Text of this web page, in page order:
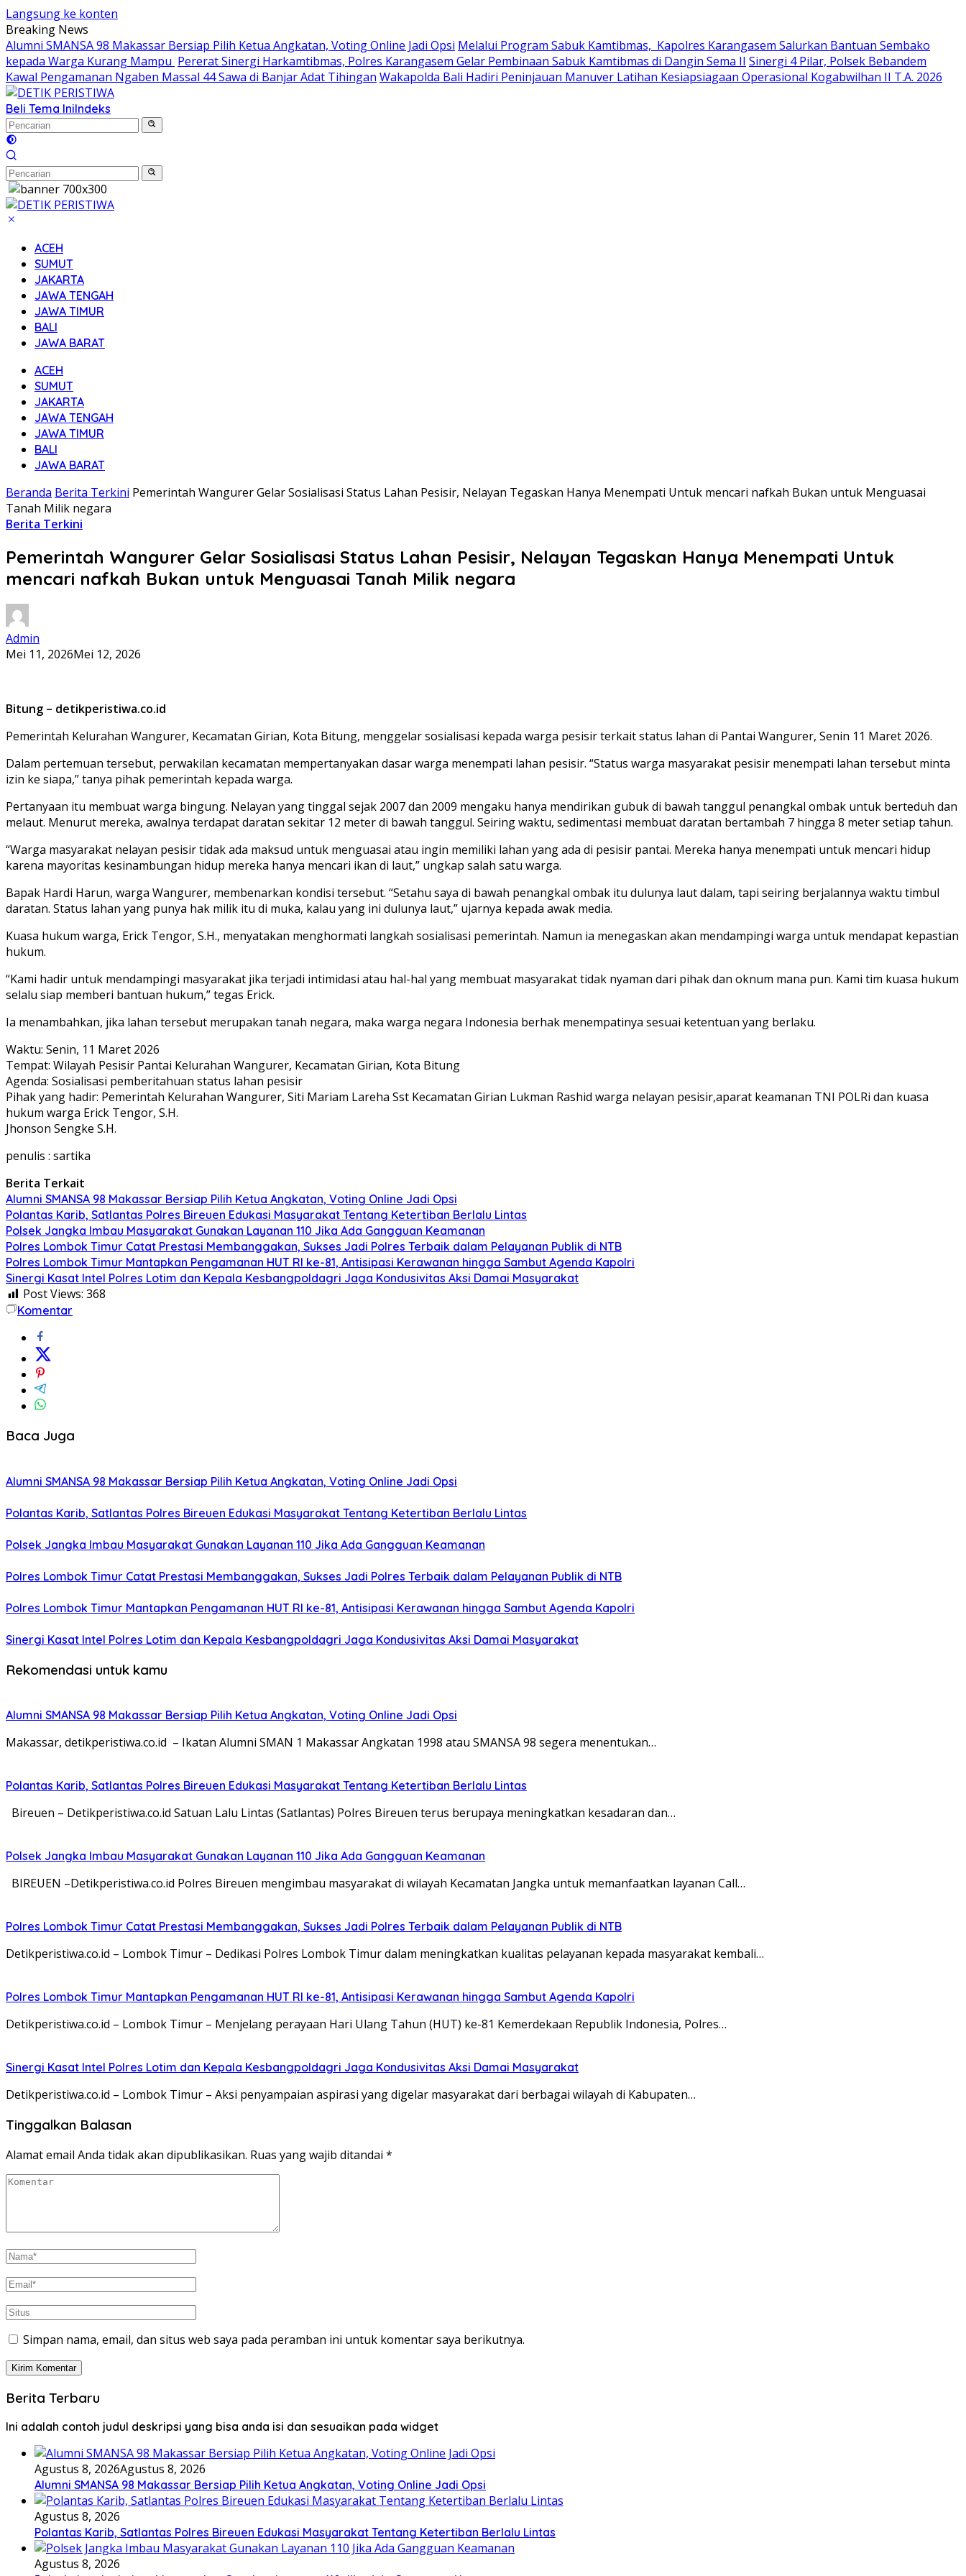
Langsung ke konten
Breaking News
Alumni SMANSA 98 Makassar Bersiap Pilih Ketua Angkatan, Voting Online Jadi Opsi Melalui Program Sabuk Kamtibmas, Kapolres Karangasem Salurkan Bantuan Sembako
kepada Warga Kurang Mampu Pererat Sinergi Harkamtibmas, Polres Karangasem Gelar Pembinaan Sabuk Kamtibmas di Dangin Sema II Sinergi 4 Pilar, Polsek Bebandem
Kawal Pengamanan Ngaben Massal 44 Sawa di Banjar Adat Tihingan Wakapolda Bali Hadiri Peninjauan Manuver Latihan Kesiapsiagaan Operasional Kogabwilhan II T.A. 2026
Beli Tema IniIndeks
ACEH
SUMUT
JAKARTA
JAWA TENGAH
JAWA TIMUR
BALI
JAWA BARAT
ACEH
SUMUT
JAKARTA
JAWA TENGAH
JAWA TIMUR
BALI
JAWA BARAT
Beranda Berita Terkini Pemerintah Wangurer Gelar Sosialisasi Status Lahan Pesisir, Nelayan Tegaskan Hanya Menempati Untuk mencari nafkah Bukan untuk Menguasai
Tanah Milik negara
Berita Terkini
Pemerintah Wangurer Gelar Sosialisasi Status Lahan Pesisir, Nelayan Tegaskan Hanya Menempati Untuk
mencari nafkah Bukan untuk Menguasai Tanah Milik negara
Admin
Mei 11, 2026Mei 12, 2026
Bitung – detikperistiwa.co.id
Pemerintah Kelurahan Wangurer, Kecamatan Girian, Kota Bitung, menggelar sosialisasi kepada warga pesisir terkait status lahan di Pantai Wangurer, Senin 11 Maret 2026.
Dalam pertemuan tersebut, perwakilan kecamatan mempertanyakan dasar warga menempati lahan pesisir. “Status warga masyarakat pesisir menempati lahan tersebut minta
izin ke siapa,” tanya pihak pemerintah kepada warga.
Pertanyaan itu membuat warga bingung. Nelayan yang tinggal sejak 2007 dan 2009 mengaku hanya mendirikan gubuk di bawah tanggul penangkal ombak untuk berteduh dan
melaut. Menurut mereka, awalnya terdapat daratan sekitar 12 meter di bawah tanggul. Seiring waktu, sedimentasi membuat daratan bertambah 7 hingga 8 meter setiap tahun.
“Warga masyarakat nelayan pesisir tidak ada maksud untuk menguasai atau ingin memiliki lahan yang ada di pesisir pantai. Mereka hanya menempati untuk mencari hidup
karena mayoritas kesinambungan hidup mereka hanya mencari ikan di laut,” ungkap salah satu warga.
Bapak Hardi Harun, warga Wangurer, membenarkan kondisi tersebut. “Setahu saya di bawah penangkal ombak itu dulunya laut dalam, tapi seiring berjalannya waktu timbul
daratan. Status lahan yang punya hak milik itu di muka, kalau yang ini dulunya laut,” ujarnya kepada awak media.
Kuasa hukum warga, Erick Tengor, S.H., menyatakan menghormati langkah sosialisasi pemerintah. Namun ia menegaskan akan mendampingi warga untuk mendapat kepastian
hukum.
“Kami hadir untuk mendampingi masyarakat jika terjadi intimidasi atau hal-hal yang membuat masyarakat tidak nyaman dari pihak dan oknum mana pun. Kami tim kuasa hukum
selalu siap memberi bantuan hukum,” tegas Erick.
Ia menambahkan, jika lahan tersebut merupakan tanah negara, maka warga negara Indonesia berhak menempatinya sesuai ketentuan yang berlaku.
Waktu: Senin, 11 Maret 2026
Tempat: Wilayah Pesisir Pantai Kelurahan Wangurer, Kecamatan Girian, Kota Bitung
Agenda: Sosialisasi pemberitahuan status lahan pesisir
Pihak yang hadir: Pemerintah Kelurahan Wangurer, Siti Mariam Lareha Sst Kecamatan Girian Lukman Rashid warga nelayan pesisir,aparat keamanan TNI POLRi dan kuasa
hukum warga Erick Tengor, S.H.
Jhonson Sengke S.H.
penulis : sartika
Berita Terkait
Alumni SMANSA 98 Makassar Bersiap Pilih Ketua Angkatan, Voting Online Jadi Opsi
Polantas Karib, Satlantas Polres Bireuen Edukasi Masyarakat Tentang Ketertiban Berlalu Lintas
Polsek Jangka Imbau Masyarakat Gunakan Layanan 110 Jika Ada Gangguan Keamanan
Polres Lombok Timur Catat Prestasi Membanggakan, Sukses Jadi Polres Terbaik dalam Pelayanan Publik di NTB
Polres Lombok Timur Mantapkan Pengamanan HUT RI ke-81, Antisipasi Kerawanan hingga Sambut Agenda Kapolri
Sinergi Kasat Intel Polres Lotim dan Kepala Kesbangpoldagri Jaga Kondusivitas Aksi Damai Masyarakat
Post Views: 368
Komentar
Baca Juga
Alumni SMANSA 98 Makassar Bersiap Pilih Ketua Angkatan, Voting Online Jadi Opsi
Polantas Karib, Satlantas Polres Bireuen Edukasi Masyarakat Tentang Ketertiban Berlalu Lintas
Polsek Jangka Imbau Masyarakat Gunakan Layanan 110 Jika Ada Gangguan Keamanan
Polres Lombok Timur Catat Prestasi Membanggakan, Sukses Jadi Polres Terbaik dalam Pelayanan Publik di NTB
Polres Lombok Timur Mantapkan Pengamanan HUT RI ke-81, Antisipasi Kerawanan hingga Sambut Agenda Kapolri
Sinergi Kasat Intel Polres Lotim dan Kepala Kesbangpoldagri Jaga Kondusivitas Aksi Damai Masyarakat
Rekomendasi untuk kamu
Alumni SMANSA 98 Makassar Bersiap Pilih Ketua Angkatan, Voting Online Jadi Opsi
Makassar, detikperistiwa.co.id – Ikatan Alumni SMAN 1 Makassar Angkatan 1998 atau SMANSA 98 segera menentukan…
Polantas Karib, Satlantas Polres Bireuen Edukasi Masyarakat Tentang Ketertiban Berlalu Lintas
Bireuen – Detikperistiwa.co.id Satuan Lalu Lintas (Satlantas) Polres Bireuen terus berupaya meningkatkan kesadaran dan…
Polsek Jangka Imbau Masyarakat Gunakan Layanan 110 Jika Ada Gangguan Keamanan
BIREUEN –Detikperistiwa.co.id Polres Bireuen mengimbau masyarakat di wilayah Kecamatan Jangka untuk memanfaatkan layanan Call…
Polres Lombok Timur Catat Prestasi Membanggakan, Sukses Jadi Polres Terbaik dalam Pelayanan Publik di NTB
Detikperistiwa.co.id – Lombok Timur – Dedikasi Polres Lombok Timur dalam meningkatkan kualitas pelayanan kepada masyarakat kembali…
Polres Lombok Timur Mantapkan Pengamanan HUT RI ke-81, Antisipasi Kerawanan hingga Sambut Agenda Kapolri
Detikperistiwa.co.id – Lombok Timur – Menjelang perayaan Hari Ulang Tahun (HUT) ke-81 Kemerdekaan Republik Indonesia, Polres…
Sinergi Kasat Intel Polres Lotim dan Kepala Kesbangpoldagri Jaga Kondusivitas Aksi Damai Masyarakat
Detikperistiwa.co.id – Lombok Timur – Aksi penyampaian aspirasi yang digelar masyarakat dari berbagai wilayah di Kabupaten…
Tinggalkan Balasan
Alamat email Anda tidak akan dipublikasikan. Ruas yang wajib ditandai *
Simpan nama, email, dan situs web saya pada peramban ini untuk komentar saya berikutnya.
Berita Terbaru
Ini adalah contoh judul deskripsi yang bisa anda isi dan sesuaikan pada widget
Agustus 8, 2026Agustus 8, 2026
Alumni SMANSA 98 Makassar Bersiap Pilih Ketua Angkatan, Voting Online Jadi Opsi
Agustus 8, 2026
Polantas Karib, Satlantas Polres Bireuen Edukasi Masyarakat Tentang Ketertiban Berlalu Lintas
Agustus 8, 2026